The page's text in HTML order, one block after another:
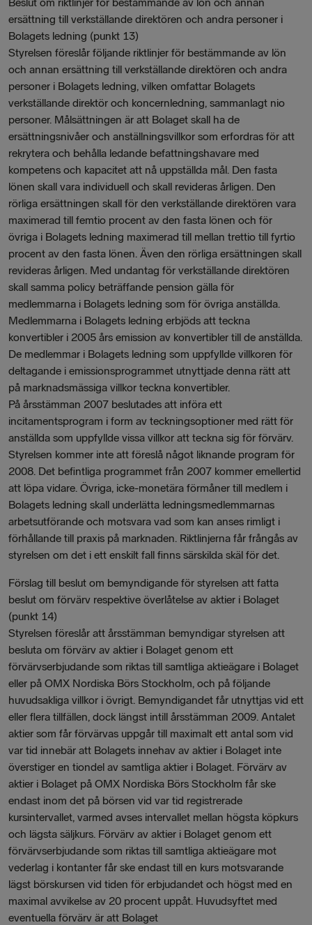
ersättning till verkställande direktören och andra personer i
Bolagets ledning (punkt 13)
Styrelsen föreslår följande riktlinjer för bestämmande av lön
och annan ersättning till verkställande direktören och andra
personer i Bolagets ledning, vilken omfattar Bolagets
verkställande direktör och koncernledning, sammanlagt nio
personer. Målsättningen är att Bolaget skall ha de
ersättningsnivåer och anställningsvillkor som erfordras för att
rekrytera och behålla ledande befattningshavare med
kompetens och kapacitet att nå uppställda mål. Den fasta
lönen skall vara individuell och skall revideras årligen. Den
rörliga ersättningen skall för den verkställande direktören vara
maximerad till femtio procent av den fasta lönen och för
övriga i Bolagets ledning maximerad till mellan trettio till fyrtio
procent av den fasta lönen. Även den rörliga ersättningen skall
revideras årligen. Med undantag för verkställande direktören
skall samma policy beträffande pension gälla för
medlemmarna i Bolagets ledning som för övriga anställda.
Medlemmarna i Bolagets ledning erbjöds att teckna
konvertibler i 2005 års emission av konvertibler till de anställda.
De medlemmar i Bolagets ledning som uppfyllde villkoren för
deltagande i emissionsprogrammet utnyttjade denna rätt att
på marknadsmässiga villkor teckna konvertibler.
På årsstämman 2007 beslutades att införa ett
incitamentsprogram i form av teckningsoptioner med rätt för
anställda som uppfyllde vissa villkor att teckna sig för förvärv.
Styrelsen kommer inte att föreslå något liknande program för
2008. Det befintliga programmet från 2007 kommer emellertid
att löpa vidare. Övriga, icke-monetära förmåner till medlem i
Bolagets ledning skall underlätta ledningsmedlemmarnas
arbetsutförande och motsvara vad som kan anses rimligt i
förhållande till praxis på marknaden. Riktlinjerna får frångås av
styrelsen om det i ett enskilt fall finns särskilda skäl för det.
Förslag till beslut om bemyndigande för styrelsen att fatta
beslut om förvärv respektive överlåtelse av aktier i Bolaget
(punkt 14)
Styrelsen föreslår att årsstämman bemyndigar styrelsen att
besluta om förvärv av aktier i Bolaget genom ett
förvärvserbjudande som riktas till samtliga aktieägare i Bolaget
eller på OMX Nordiska Börs Stockholm, och på följande
huvudsakliga villkor i övrigt. Bemyndigandet får utnyttjas vid ett
eller flera tillfällen, dock längst intill årsstämman 2009. Antalet
aktier som får förvärvas uppgår till maximalt ett antal som vid
var tid innebär att Bolagets innehav av aktier i Bolaget inte
överstiger en tiondel av samtliga aktier i Bolaget. Förvärv av
aktier i Bolaget på OMX Nordiska Börs Stockholm får ske
endast inom det på börsen vid var tid registrerade
kursintervallet, varmed avses intervallet mellan högsta köpkurs
och lägsta säljkurs. Förvärv av aktier i Bolaget genom ett
förvärvserbjudande som riktas till samtliga aktieägare mot
vederlag i kontanter får ske endast till en kurs motsvarande
lägst börskursen vid tiden för erbjudandet och högst med en
maximal avvikelse av 20 procent uppåt. Huvudsyftet med
eventuella förvärv är att Bolaget